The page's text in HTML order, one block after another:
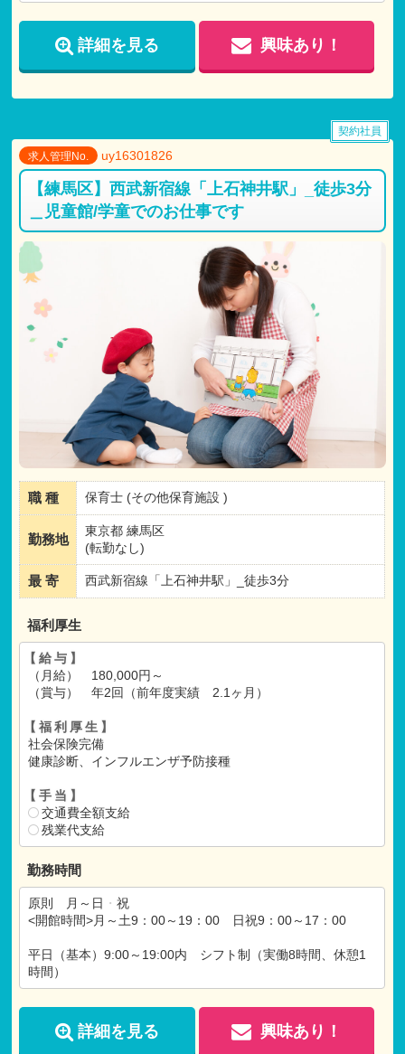
詳細を見る 興味あり！
求人管理No. uy16301826
【練馬区】西武新宿線「上石神井駅」_徒歩3分
＿児童館/学童でのお仕事です
契約社員
職 種 保育士 (その他保育施設 )
勤務地
東京都 練馬区
(転勤なし)
最 寄 西武新宿線「上石神井駅」_徒歩3分
福利厚生
【給与】
（月給） 180,000円～
（賞与） 年2回（前年度実績 2.1ヶ月）
【福利厚生】
社会保険完備
健康診断、インフルエンザ予防接種
【手当】
交通費全額支給
残業代支給
勤務時間
原則 月～日 ・ 祝
<開館時間>月～土9：00～19：00 日祝9：00～17：00
平日（基本）9:00～19:00内 シフト制（実働8時間、休憩1
時間）
詳細を見る 興味あり！